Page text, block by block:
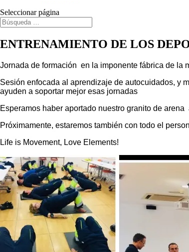
Seleccionar página
ENTRENAMIENTO DE LOS
Jornada de formación en la imponente fábrica de la
Sesión enfocada al aprendizaje de autocuidados, y
ayuden a soportar mejor esas jornadas
Esperamos haber aportado nuestro granito de
Próximamente, estaremos también con todo el
Life is Movement, Love Elements!